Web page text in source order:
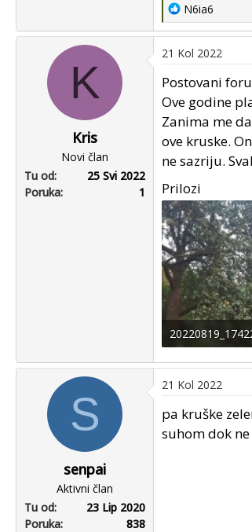
R
e
a
c
i
o
n
s
:
N6ia6
K
Kris
Novi član
Tu od
25 Svi 2022
Poruka
1
21 Kol 2022
Postovani
Ove godine
Zanima me
ove kruske.
ne sazriju.
Prilozi
91.5 KB ·
S
senpai
Aktivni član
Tu od
23 Lip 2020
Poruka
838
21 Kol 2022
pa kruške
suhom dok ne